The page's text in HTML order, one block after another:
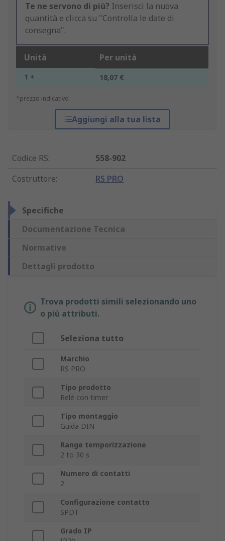
Te ne servono di più? Inserisci la nuova
quantità e clicca su "Controlla le date di
consegna".
Unità Per unità
1 + 18,07 €
*prezzo indicativo
Aggiungi alla tua lista
Codice RS:
558-902
Costruttore: RS PRO
Specifiche
Documentazione Tecnica
Normative
Dettagli prodotto
Trova prodotti simili selezionando uno
o più attributi.
Seleziona tutto
Marchio
RS PRO
Tipo prodotto
Relè con timer
Tipo montaggio
Guida DIN
Range temporizzazione
2 to 30 s
Numero di contatti
2
Configurazione contatto
SPDT
Grado IP